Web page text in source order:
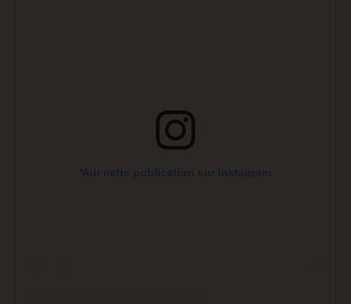
Voir cette publication sur Instagram